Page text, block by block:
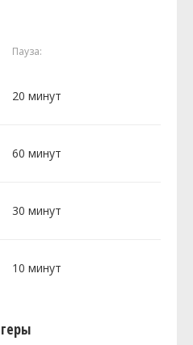
Пауза:
20 минут
60 минут
30 минут
10 минут